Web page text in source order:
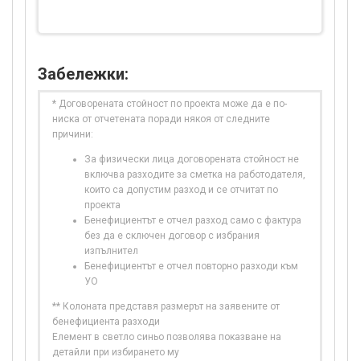
Забележки:
* Договорената стойност по проекта може да е по-
ниска от отчетената поради някоя от следните
причини:
За физически лица договорената стойност не
включва разходите за сметка на работодателя,
които са допустим разход и се отчитат по
проекта
Бенефициентът е отчел разход само с фактура
без да е сключен договор с избрания
изпълнител
Бенефициентът е отчел повторно разходи към
УО
** Колоната представя размерът на заявените от
бенефициента разходи
Елемент в светло синьо позволява показване на
детайли при избирането му